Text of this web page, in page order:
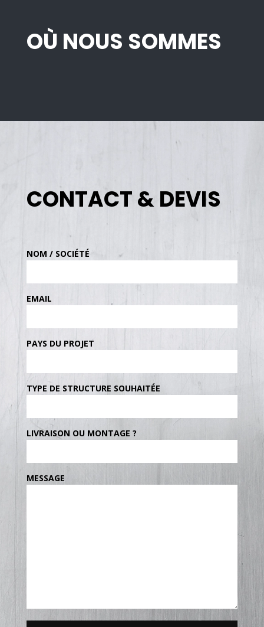
OÙ NOUS SOMMES
CONTACT & DEVIS
NOM / SOCIÉTÉ
EMAIL
PAYS DU PROJET
TYPE DE STRUCTURE SOUHAITÉE
LIVRAISON OU MONTAGE ?
MESSAGE